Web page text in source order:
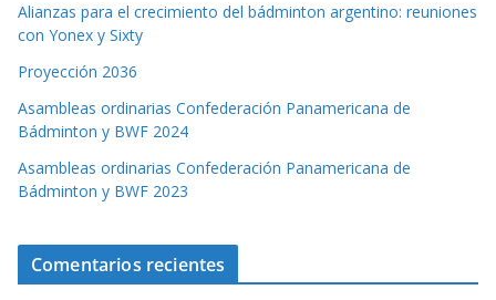
Alianzas para el crecimiento del bádminton argentino: reuniones
con Yonex y Sixty
Proyección 2036
Asambleas ordinarias Confederación Panamericana de
Bádminton y BWF 2024
Asambleas ordinarias Confederación Panamericana de
Bádminton y BWF 2023
Comentarios recientes